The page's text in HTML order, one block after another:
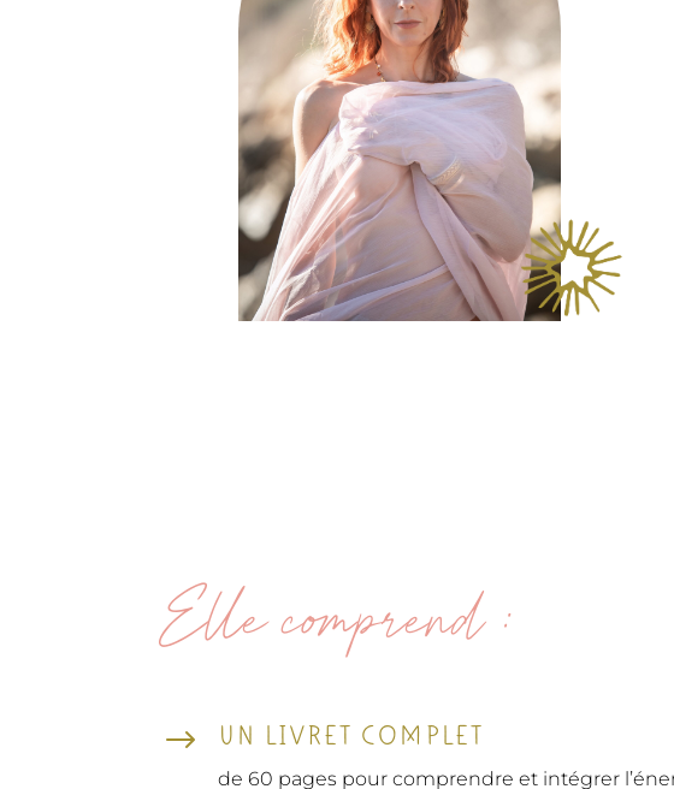
Elle comprend :
$ UN LIVRET COMPLET
de 60 pages pour comprendre et intégrer